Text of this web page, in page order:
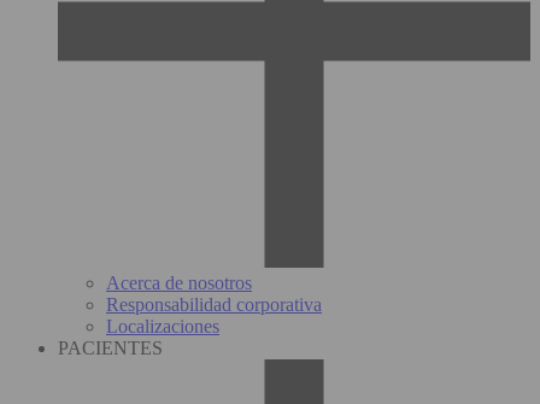
Acerca de nosotros
Responsabilidad corporativa
Localizaciones
PACIENTES